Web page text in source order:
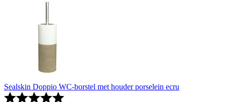
Sealskin Doppio WC-borstel met houder porselein ecru